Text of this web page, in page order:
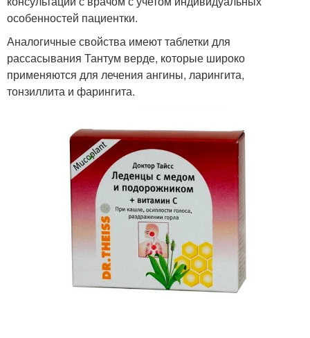
особенностей пациентки.
Аналогичные свойства имеют таблетки для
рассасывания Тантум верде, которые широко
применяются для лечения ангины, ларингита,
тонзиллита и фарингита.